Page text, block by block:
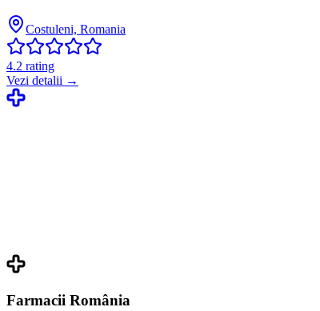
Costuleni, Romania
4.2 rating
Vezi detalii →
Farmacii România